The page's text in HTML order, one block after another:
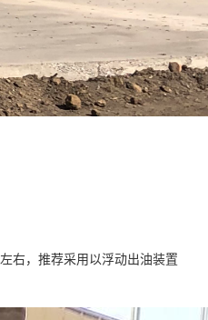
右，推荐采用以浮动出油装置